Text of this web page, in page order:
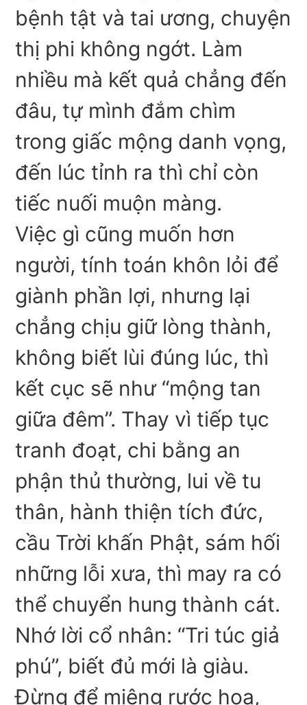
bệnh tật và tai ương, chuyện
thị phi không ngớt. Làm
nhiều mà kết quả chẳng đến
đâu, tự mình đắm chìm
trong giấc mộng danh vọng,
đến lúc tỉnh ra thì chỉ còn
tiếc nuối muộn màng.
Việc gì cũng muốn hơn
người, tính toán khôn lỏi để
giành phần lợi, nhưng lại
chẳng chịu giữ lòng thành,
không biết lùi đúng lúc, thì
kết cục sẽ như “mộng tan
giữa đêm”. Thay vì tiếp tục
tranh đoạt, chi bằng an
phận thủ thường, lui về tu
thân, hành thiện tích đức,
cầu Trời khấn Phật, sám hối
những lỗi xưa, thì may ra có
thể chuyển hung thành cát.
Nhớ lời cổ nhân: “Tri túc giả
phú”, biết đủ mới là giàu.
Đừng để miệng rước họa,